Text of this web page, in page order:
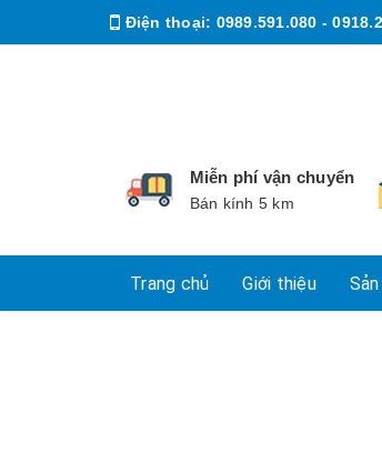
Điện thoại: 0989.591.080 -
Miễn phí vận chuyển
Bán kính 5 km
Trang chủ Giới thiệu